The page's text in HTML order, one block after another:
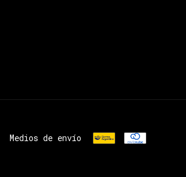
Medios de envío